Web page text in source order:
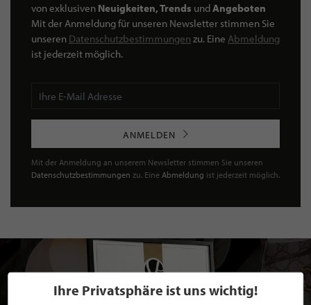
von exklusiven Neuigkeiten, Trends undAngeboten
Mit der Anmeldung für unseren Newsletter stimmen Sie
unseren Datenschutzbestimmungen zu. Eine Abmeldung
ist jederzeit möglich.
ANMELDEN
Mit der Anmeldung an unserem Newsletter stimmen Sie unseren
Datenschutzbestimmungen zu. Eine Abmeldung ist jederzeit möglich.
Ihre Privatsphäre ist uns wichtig!